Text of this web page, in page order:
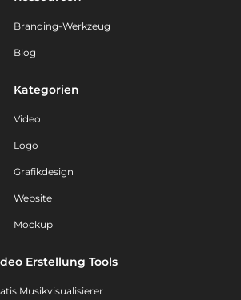
Branding-Werkzeug
Blog
Kategorien
Video
Logo
Grafikdesign
Website
Mockup
Erstellung Tools
Musikvisualisierer